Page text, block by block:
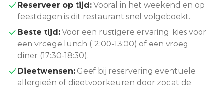
Reserveer op tijd: Vooral in het weekend en op
feestdagen is dit restaurant snel volgeboekt.
Beste tijd: Voor een rustigere ervaring, kies voor
een vroege lunch (12:00-13:00) of een vroeg
diner (17:30-18:30).
Dieetwensen: Geef bij reservering eventuele
allergieën of dieetvoorkeuren door zodat de